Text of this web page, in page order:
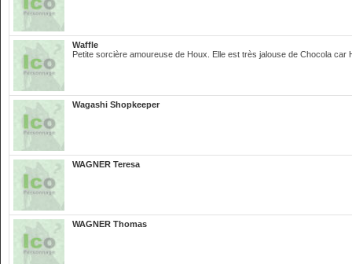
Waffle
Petite sorcière amoureuse de Houx. Elle est très jalouse de Chocola car
Wagashi Shopkeeper
WAGNER Teresa
WAGNER Thomas